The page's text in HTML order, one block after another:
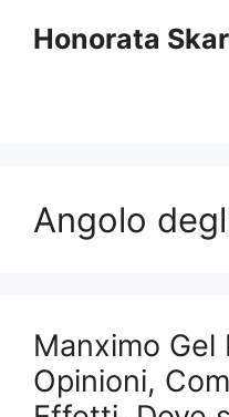
Honorata
Angolo
Manximo Gel
Opinioni,